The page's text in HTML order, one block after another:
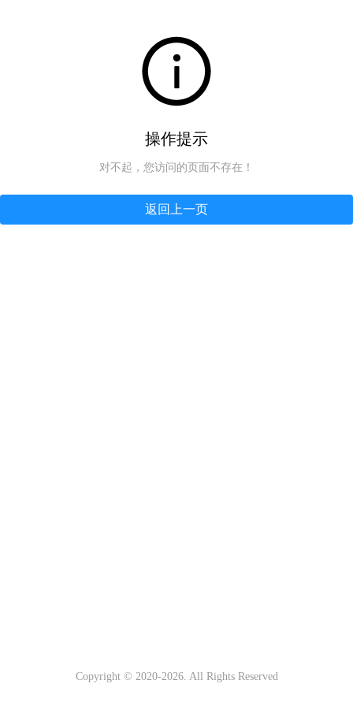
操作提示
对不起，您访问的页面不存在！
返回上一页
Copyright © 2020-2026. All Rights Reserved